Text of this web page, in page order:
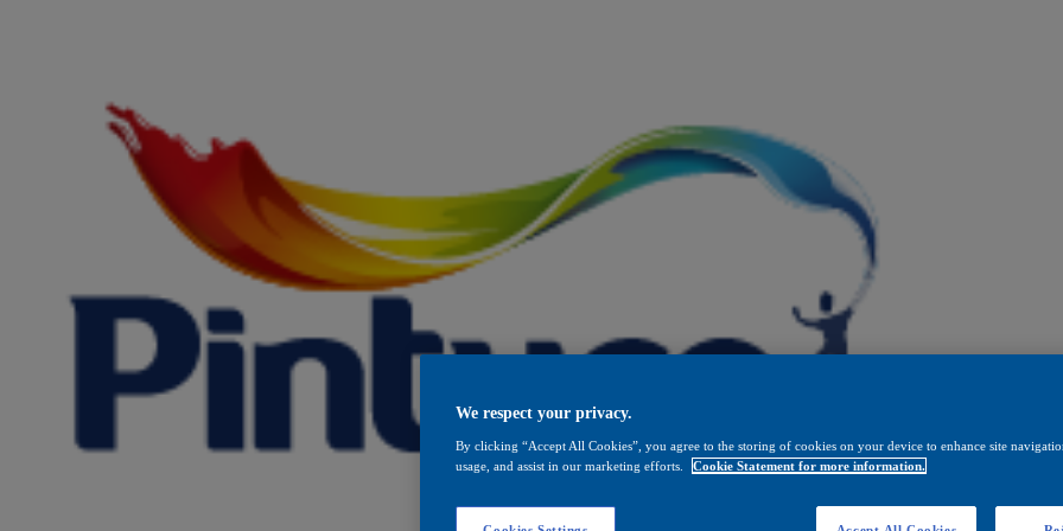
We respect your privacy.
By clicking “Accept All Cookies”, you agree to the storing of cookies on your device to enhance site
usage, and assist in our marketing efforts.
Cookie Statement for more information.